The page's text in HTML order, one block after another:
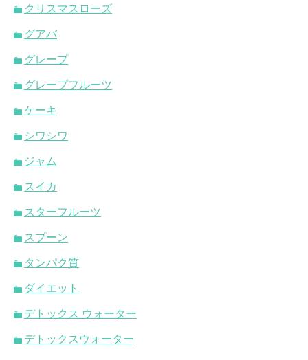
クリスマスローズ
グアバ
グレープ
グレープフルーツ
ケーキ
シワシワ
ジャム
スイカ
スターフルーツ
スプーン
タンパク質
ダイエット
デトックス ウォーター
デトックスウォーター